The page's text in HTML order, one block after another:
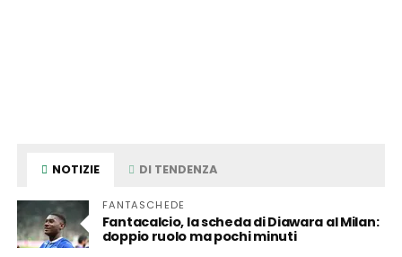
NOTIZIE DI TENDENZA
FANTASCHEDE
Fantacalcio, la scheda di Diawara al Milan:
doppio ruolo ma pochi minuti